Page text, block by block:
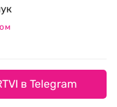
в Telegram